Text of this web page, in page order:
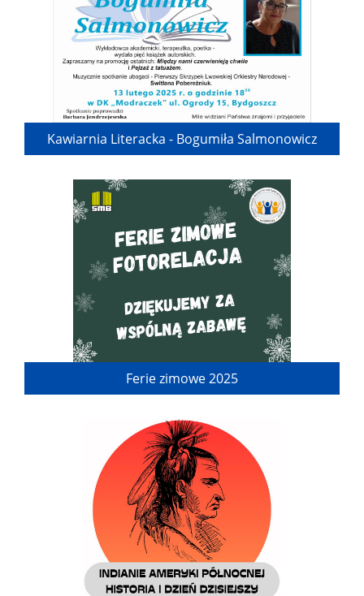
Kawiarnia Literacka - Bogumiła Salmonowicz
Ferie zimowe 2025